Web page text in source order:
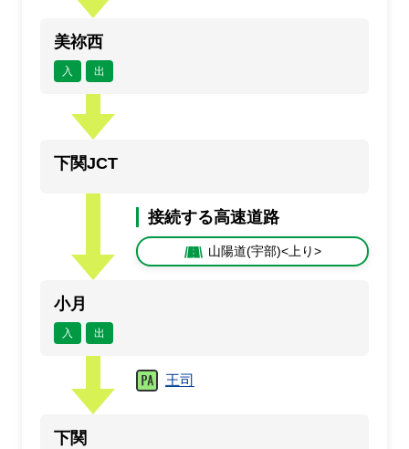
美祢西
入 出
下関JCT
接続する高速道路
山陽道(宇部)<上り>
小月
入 出
王司
下関